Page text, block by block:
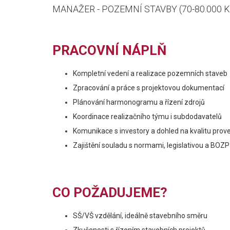
MANAŽER - POZEMNÍ STAVBY (70-80.000
PRACOVNÍ NÁPLŇ
Kompletní vedení a realizace pozemních staveb
Zpracování a práce s projektovou dokumentací
Plánování harmonogramu a řízení zdrojů
Koordinace realizačního týmu i subdodavatelů
Komunikace s investory a dohled na kvalitu
Zajištění souladu s normami, legislativou a BOZP
CO POŽADUJEME?
SŠ/VŠ vzdělání, ideálně stavebního směru